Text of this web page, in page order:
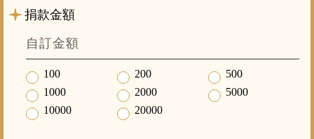
捐款金額
100 200
500
1000
2000
5000
10000
20000